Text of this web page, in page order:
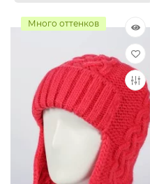
Много оттенков